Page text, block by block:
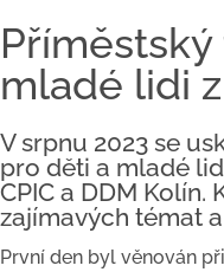
mladé lidi
V srpnu 2023 se
pro děti a mladé
CPIC a DDM Kolín.
zajímavých témat
První den byl věnován